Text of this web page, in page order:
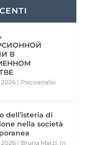
В
| Psicoanalisi
dell’isteria di
nella società
| Bruna Marzi In